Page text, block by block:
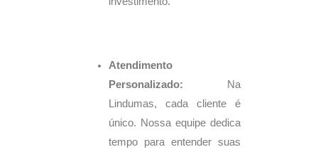
Atendimento
Personalizado:
Na
Lindumas, cada cliente é
único. Nossa equipe dedica
tempo para entender suas